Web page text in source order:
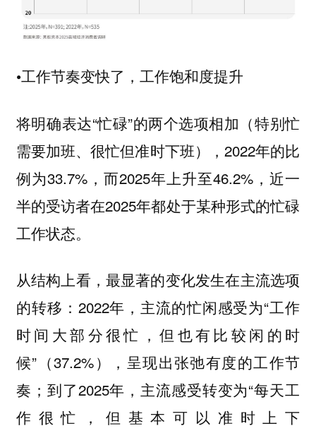
•工作节奏变快了，工作饱和度提升
将明确表达“忙碌”的两个选项相加（特别忙
需要加班、很忙但准时下班），2022年的比
例为33.7%，而2025年上升至46.2%，近一
半的受访者在2025年都处于某种形式的忙碌
工作状态。
从结构上看，最显著的变化发生在主流选项
的转移：2022年，主流的忙闲感受为“工作
时间大部分很忙，但也有比较闲的时
候”（37.2%），呈现出张弛有度的工作节
奏；到了2025年，主流感受转变为“每天工
作很忙，但基本可以准时上下